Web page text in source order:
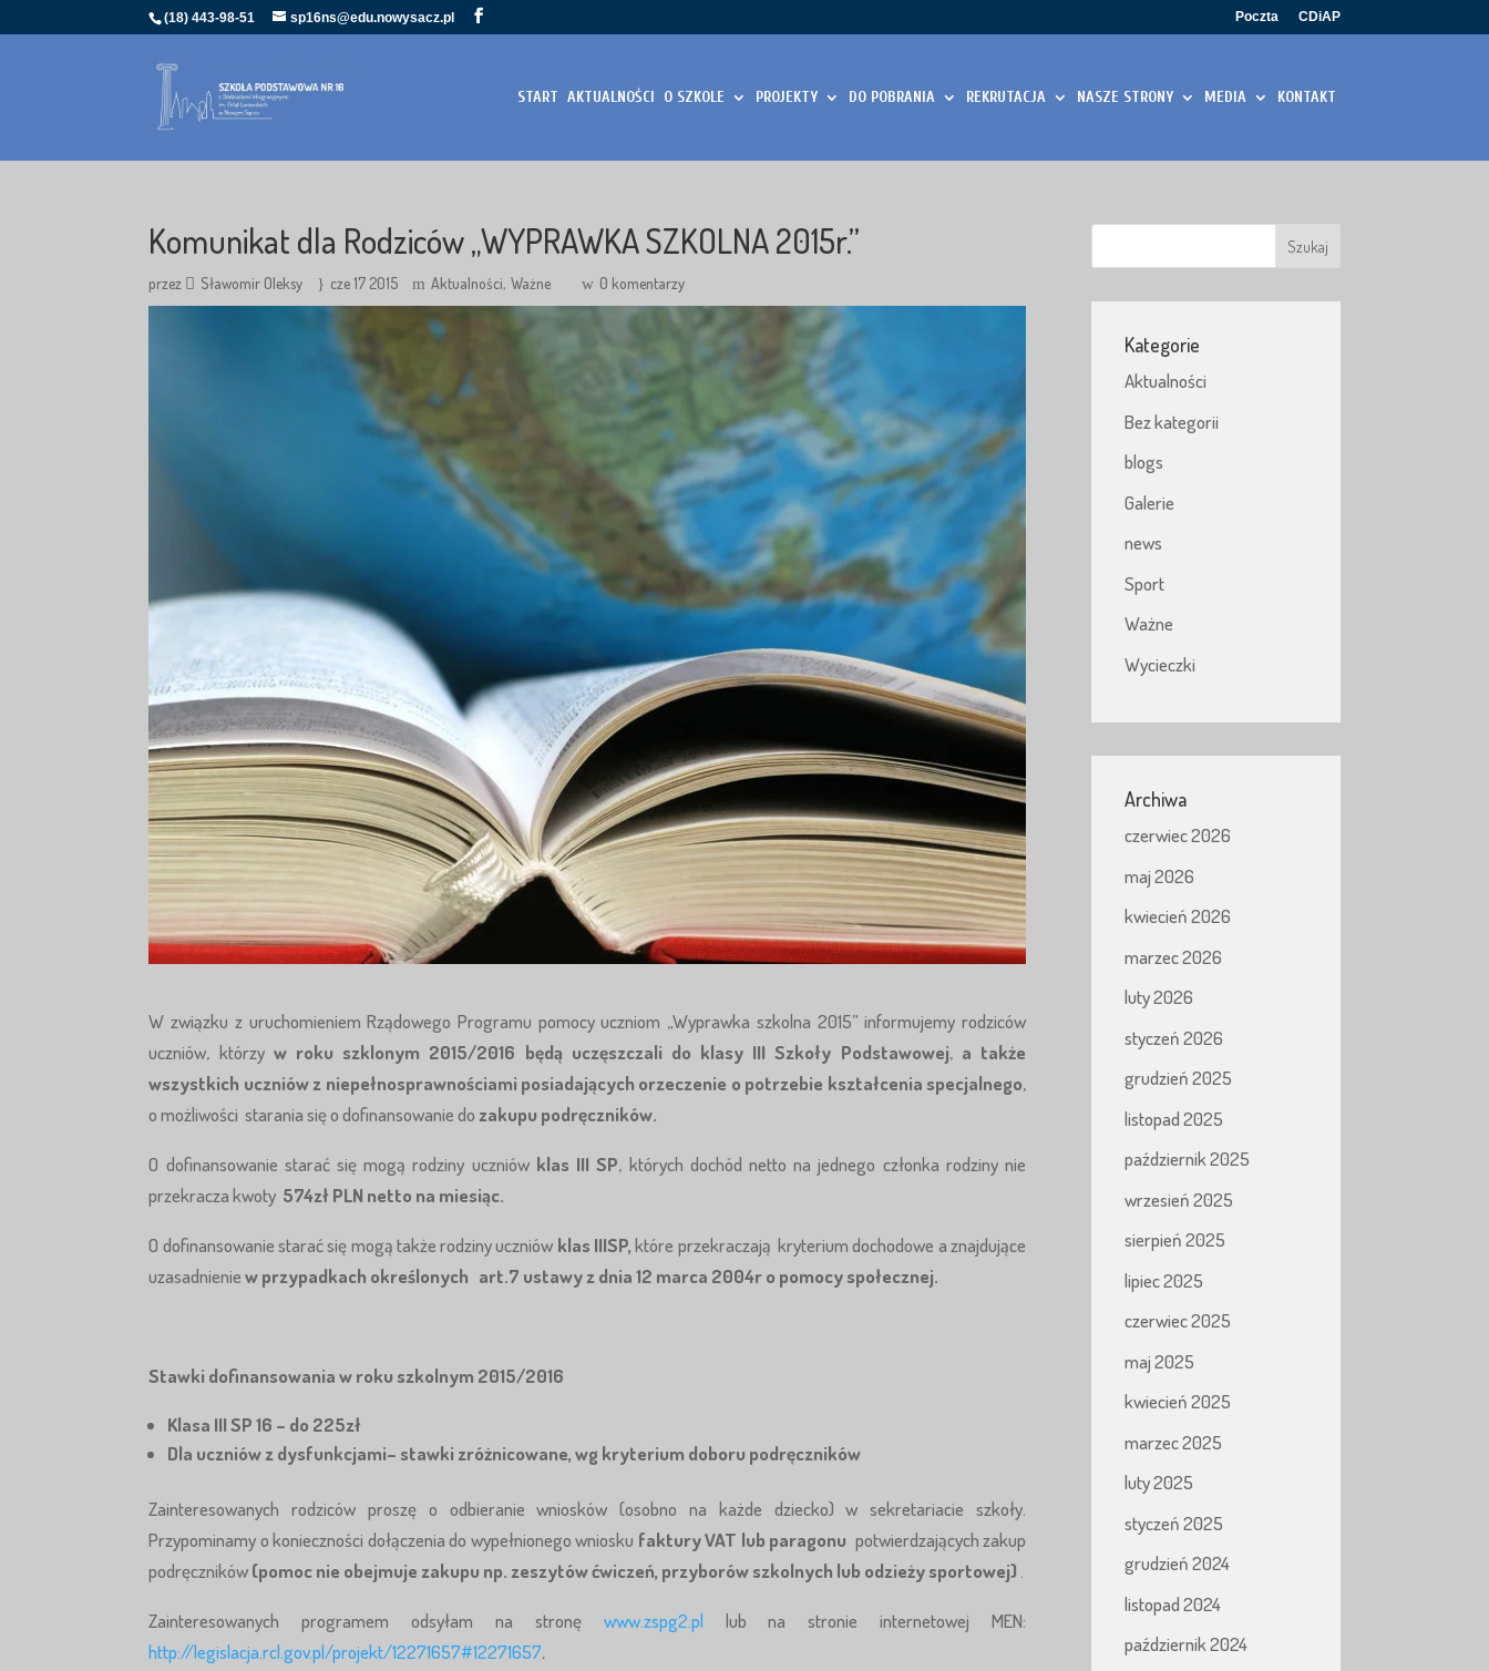
(18) 443-98-51 sp16ns@edu.nowysacz.pl Poczta CDiAP
START AKTUALNOŚCI O SZKOLE PROJEKTY DO POBRANIA REKRUTACJA NASZE STRONY MEDIA KONTAKT
Komunikat dla Rodziców „WYPRAWKA SZKOLNA 2015r.”
przez Sławomir Oleksy cze 17 2015 Aktualności Ważne 0 komentarzy
W związku z uruchomieniem Rządowego Programu pomocy uczniom „Wyprawka szkolna 2015” informujemy rodziców
uczniów, którzy w roku szklonym 2015/2016 będą uczęszczali do klasy III Szkoły Podstawowej, a także
wszystkich uczniów z niepełnosprawnościami posiadających orzeczenie o potrzebie kształcenia specjalnego,
o możliwości starania się o dofinansowanie do zakupu podręczników.
O dofinansowanie starać się mogą rodziny uczniów klas III SP, których dochód netto na jednego członka rodziny nie
przekracza kwoty 574zł PLN netto na miesiąc.
O dofinansowanie starać się mogą także rodziny uczniów klas IIISP,które przekraczają kryterium dochodowe a znajdujące
uzasadnieniew przypadkach określonych art.7 ustawy z dnia 12 marca 2004r o pomocy społecznej.
Stawki dofinansowania w roku szkolnym 2015/2016
Klasa III SP 16 – do 225zł
Dla uczniów z dysfunkcjami– stawki zróżnicowane, wg kryterium doboru podręczników
Zainteresowanych rodziców proszę o odbieranie wniosków (osobno na każde dziecko) w sekretariacie szkoły.
Przypominamy o konieczności dołączenia do wypełnionego wniosku faktury VAT lub paragonu potwierdzających zakup
podręczników(pomoc nie obejmuje zakupu np. zeszytów ćwiczeń, przyborów szkolnych lub odzieży sportowej)
Zainteresowanych programem odsyłam na stronę www.zspg2.pl lub na stronie internetowej MEN:
http://legislacja.rcl.gov.pl/projekt/12271657#12271657.
Kategorie
Aktualności
Bez kategorii
blogs
Galerie
news
Sport
Ważne
Wycieczki
Archiwa
czerwiec 2026
maj 2026
kwiecień 2026
marzec 2026
luty 2026
styczeń 2026
grudzień 2025
listopad 2025
październik 2025
wrzesień 2025
sierpień 2025
lipiec 2025
czerwiec 2025
maj 2025
kwiecień 2025
marzec 2025
luty 2025
styczeń 2025
grudzień 2024
listopad 2024
październik 2024